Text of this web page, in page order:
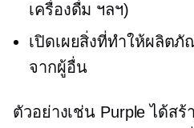
เครื่องดื่ม ฯลฯ)
เปิดเผยสิ่งที่ทำให้ผลิต
จากผู้อื่น
ตัวอย่างเช่น Purple ได้ส